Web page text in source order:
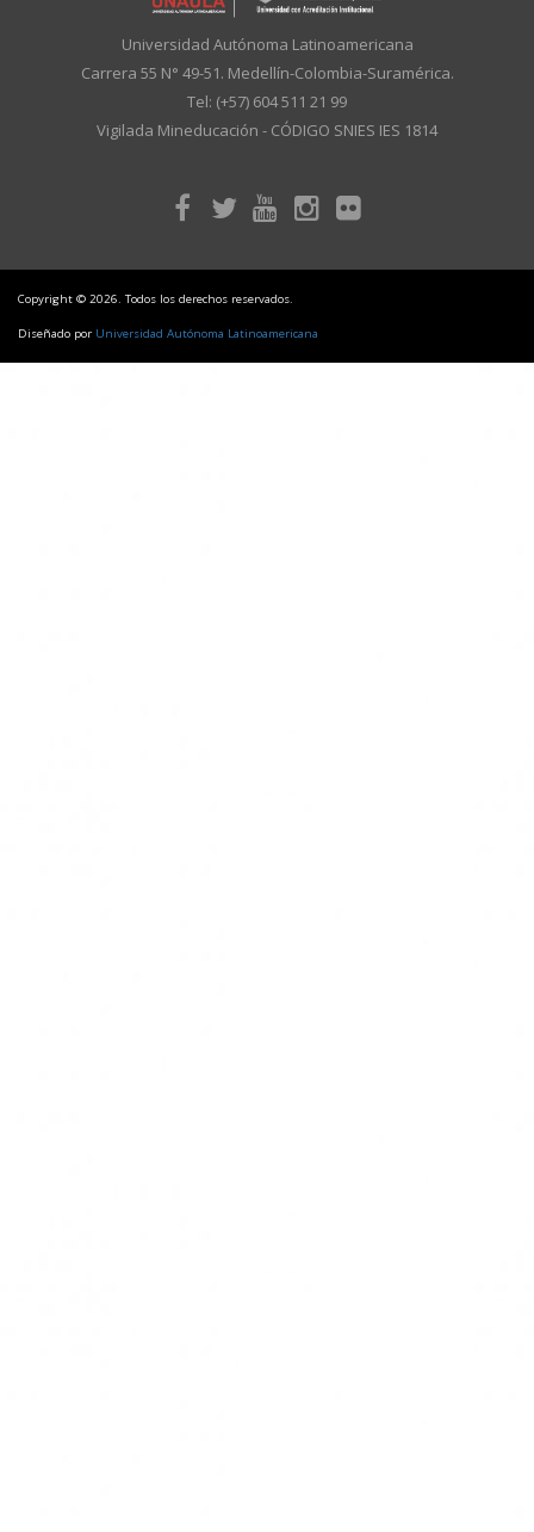
Universidad Autónoma Latinoamericana
Carrera 55 N° 49-51. Medellín-Colombia-Suramérica.
Tel: (+57) 604 511 21 99
Vigilada Mineducación - CÓDIGO SNIES IES 1814
Copyright © 2026. Todos los derechos reservados.
Diseñado por Universidad Autónoma Latinoamericana